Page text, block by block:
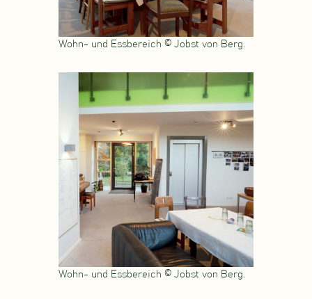
Wohn- und Essbereich © Jobst von Berg.
Wohn- und Essbereich © Jobst von Berg.